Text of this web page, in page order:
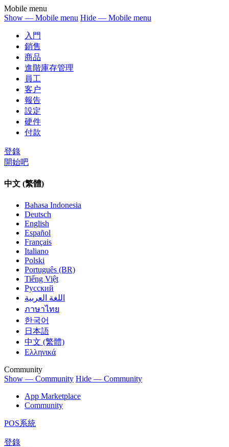
Mobile menu
Show — Mobile menu Hide — Mobile menu
入門
銷售
商品
進階庫存管理
員工
客户
報告
設定
硬件
付款
登錄
開始吧
中文 (繁體)
Bahasa Indonesia
Deutsch
English
Español
Français
Italiano
Polski
Português (BR)
Tiếng Việt
Русский
اللغة العربية
ภาษาไทย
한국어
日本語
中文 (繁體)
Ελληνικά
Community
Show — Community Hide — Community
App Marketplace
Community
POS系統
登錄